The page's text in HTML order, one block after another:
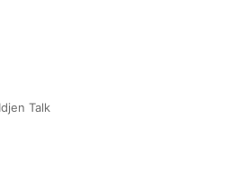
Idjen Talk